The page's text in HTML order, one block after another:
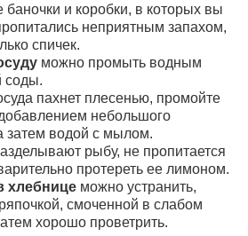
баночки и коробки, в которых вы
неприятным запахом,
спичек.
можно промыть водным
соды.
пахнет плесенью, промойте
небольшого
затем водой с мылом.
рыбу, не пропитается
протереть ее лимоном.
хлебнице можно устранить,
смоченной в слабом
хорошо проветрить.